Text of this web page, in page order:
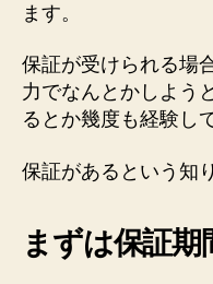
ます。
保証が受けられる場
力でなんとかしよう
るとか幾度も経験し
保証があるという知
まずは保証期